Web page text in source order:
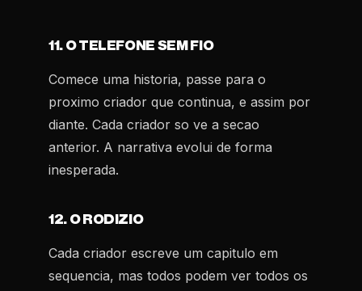
11. O TELEFONE SEM FIO
Comece uma historia, passe para o
proximo criador que continua, e assim por
diante. Cada criador so ve a secao
anterior. A narrativa evolui de forma
inesperada.
12. O RODIZIO
Cada criador escreve um capitulo em
sequencia, mas todos podem ver todos os